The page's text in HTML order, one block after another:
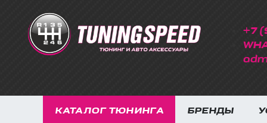
+7
КАТАЛОГ ТЮНИНГА БРЕНДЫ